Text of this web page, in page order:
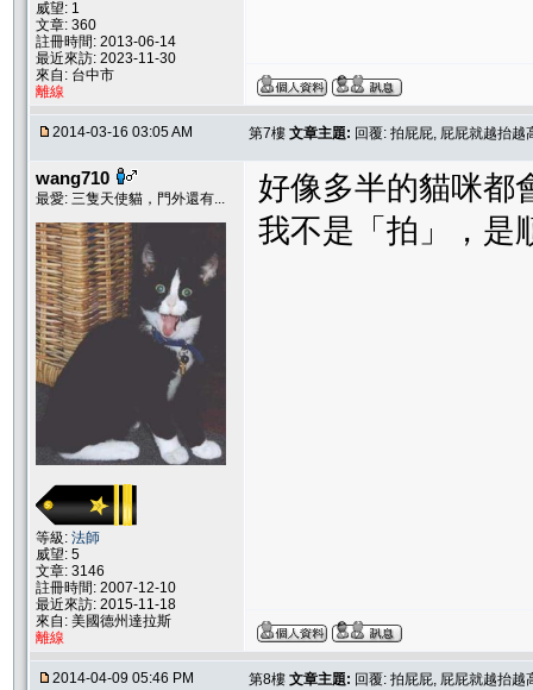
威望: 1
文章: 360
註冊時間: 2013-06-14
最近來訪: 2023-11-30
來自: 台中市
離線
2014-03-16 03:05 AM 第7樓 文章主題: 回覆: 拍屁屁, 屁屁就越抬越
wang710
最愛: 三隻天使貓，門外還有...
等級: 法師
威望: 5
文章: 3146
註冊時間: 2007-12-10
最近來訪: 2015-11-18
來自: 美國德州達拉斯
離線
好像多半的貓咪都
我不是「拍」，是
2014-04-09 05:46 PM 第8樓 文章主題: 回覆: 拍屁屁, 屁屁就越抬越